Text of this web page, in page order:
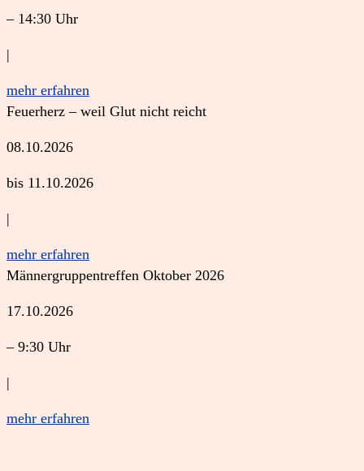
– 14:30 Uhr
|
mehr erfahren
Feuerherz – weil Glut nicht reicht
08.10.2026
bis 11.10.2026
|
mehr erfahren
Männergruppentreffen Oktober 2026
17.10.2026
– 9:30 Uhr
|
mehr erfahren